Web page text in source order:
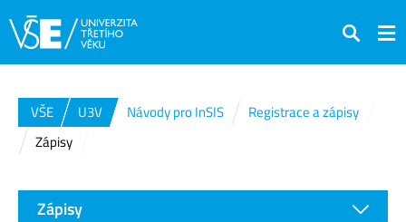
Hledat
VŠE U3V Návody pro InSIS
Registrace a zápisy
Zápisy
Zápisy